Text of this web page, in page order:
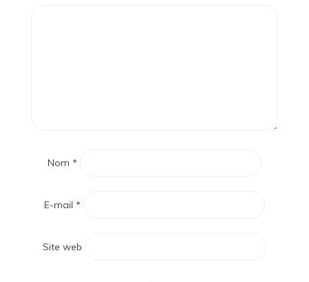
Nom *
E-mail *
Site web